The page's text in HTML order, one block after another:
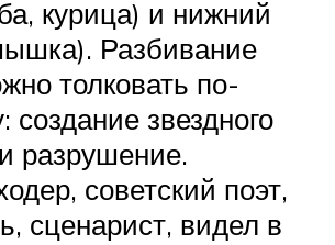
курица) и нижний
Разбивание
толковать по-
создание звездного
разрушение.
советский поэт,
сценарист, видел в